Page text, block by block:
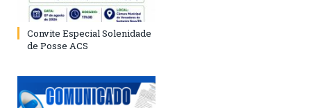
Convite Especial Solenidade
de Posse ACS